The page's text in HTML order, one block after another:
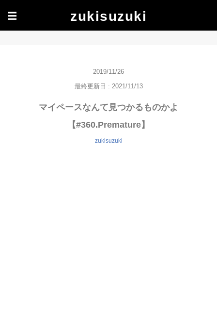
☰ zukisuzuki
2019/11/26
最終更新日 : 2021/11/13
マイペースなんて見つかるものかよ
【#360.Premature】
zukisuzuki